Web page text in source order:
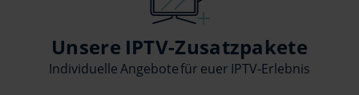
Unsere IPTV-Zusatzpakete
Individuelle Angebote für euer IPTV-Erlebnis